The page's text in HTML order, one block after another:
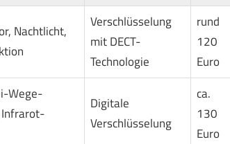
Nachtlicht,
Verschlüsselung
mit DECT-
Technologie
rund
120
Euro
Wege-
Digitale
Verschlüsselung
ca.
130
Euro